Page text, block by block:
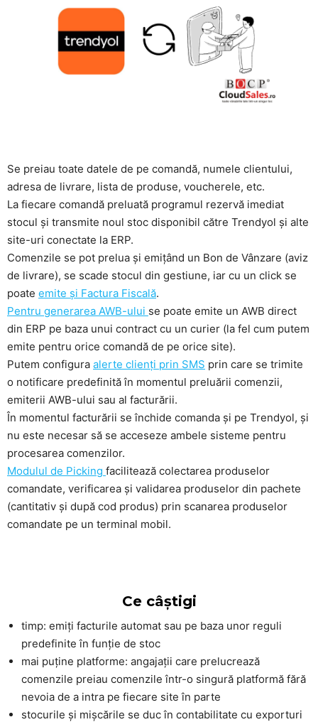
Se preiau toate datele de pe comandă, numele clientului,
adresa de livrare, lista de produse, voucherele, etc.
La fiecare comandă preluată programul rezervă imediat
stocul și transmite noul stoc disponibil către Trendyol și alte
site-uri conectate la ERP.
Comenzile se pot prelua și emițând un Bon de Vânzare (aviz
de livrare), se scade stocul din gestiune, iar cu un click se
poate emite și Factura Fiscală.
Pentru generarea AWB-ului se poate emite un AWB direct
din ERP pe baza unui contract cu un curier (la fel cum putem
emite pentru orice comandă de pe orice site).
Putem configura alerte clienți prin SMS prin care se trimite
o notificare predefinită în momentul preluării comenzii,
emiterii AWB-ului sau al facturării.
În momentul facturării se închide comanda și pe Trendyol, și
nu este necesar să se acceseze ambele sisteme pentru
procesarea comenzilor.
Modulul de Picking facilitează colectarea produselor
comandate, verificarea și validarea produselor din pachete
(cantitativ și după cod produs) prin scanarea produselor
comandate pe un terminal mobil.
Ce câștigi
timp: emiți facturile automat sau pe baza unor reguli
predefinite în funție de stoc
mai puține platforme: angajații care prelucrează
comenzile preiau comenzile într-o singură platformă fără
nevoia de a intra pe fiecare site în parte
stocurile și mișcările se duc în contabilitate cu exporturi